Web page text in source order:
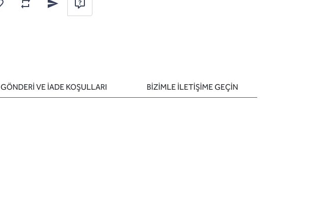
Favorilere ekle
Karşılaştırma listesine ekle
Arkadaşına e-posta ile gönder
Soru sor
GÖNDERİ VE İADE KOŞULLARI BIZIMLE ILETIŞIME GEÇIN